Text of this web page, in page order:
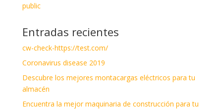
public
Entradas recientes
cw-check-https://test.com/
Coronavirus disease 2019
Descubre los mejores montacargas eléctricos para tu
almacén
Encuentra la mejor maquinaria de construcción para tu